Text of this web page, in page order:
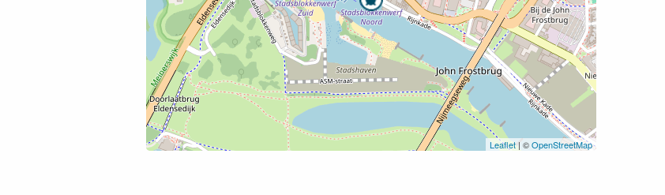
Leaflet | ©OpenStreetMap